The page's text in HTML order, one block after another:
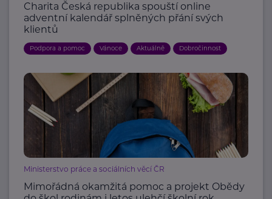
Charita Česká republika spouští online
adventní kalendář splněných přání svých
klientů
Podpora a pomoc Vánoce Aktuálně Dobročinnost
Ministerstvo práce a sociálních věcí ČR
Mimořádná okamžitá pomoc a projekt Obědy